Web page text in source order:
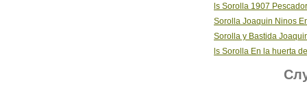
ls Sorolla 1907
Sorolla Joaquin Ninos
Sorolla y Bastida
ls Sorolla En la huerta